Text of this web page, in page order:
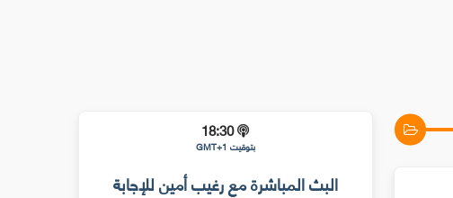
18:30
بتوقيت GMT+1
البث المباشرة مع رغيب أمين للإجابة